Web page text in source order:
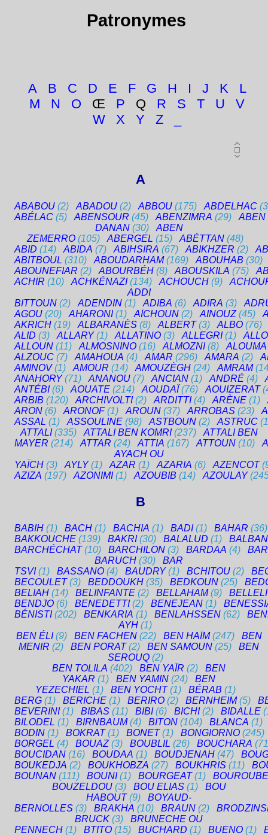
Patronymes
A B C D E F G H I J K
L
M
N O Œ P Q R S T U
V
W
X Y Z
A
ABABOU (2) ABADOU (2) ABBOU (175) ABDELHAC
ABÉLAC (5) ABENSOUR (45) ABENZIMRA (29)
ABEN
DANAN (30)
ABEN
ZEMERRO (105) ABERGEL (15) ABÉTTAN (48)
ABID (14) ABIDA (7) ABIHSIRA (67) ABIKHZER (2)
ABITBOUL (310) ABOUDARHAM (169) ABOUHAB (30)
ABOUNEFIAR (2) ABOURBÉH (8) ABOUSKILA (75)
ACHIR (10) ACHKÉNAZI (134) ACHOUCH (9)
ADDI
BITTOUN (2) ADENDIN (1) ADIBA (6) ADIRA (3)
AGOU (20) AHARONI (1) AÏCHOUN (2) AINOUZ (45)
AKRICH (19) ALBARANÈS (8) ALBERT (3) ALBO (76)
ALID (3) ALLARY (1) ALLATINO (3) ALLEGRI (1)
ALLOUN (11) ALMOSNINO (16) ALMOZNI (8)
ALOUMA
ALZOUC (7) AMAHOUA (4) AMAR (296) AMARA (2)
AMINOV (1) AMOUR (14) AMOUZÈGH (24) AMRAM
ANAHORY (71) ANANOU (7) ANCIAN (1) ANDRÉ (4)
ANTÉBI (6) AOUATE (214) AOUDAÏ (76) AOUIZERAT
ARBIB (120) ARCHIVOLTI (2) ARDITTI (4) ARÈNE (1)
ARON (6) ARONOF (1) AROUN (37) ARROBAS (23)
ASSAL (1) ASSOULINE (98) ASTBOUN (2) ASTRUC
ATTALI (335) ATTALI BEN KOMRI (237)
ATTALI BEN
MAYER (214) ATTAR (24) ATTIA (167) ATTOUN (10)
AYACH OU
YAÏCH (3) AYLY (1) AZAR (1) AZARIA (6) AZENCOT
AZIZA (197) AZONIMI (1) AZOUBIB (14) AZOULAY
B
BABIH (1) BACH (1) BACHIA (1) BADI (1) BAHAR (36)
BAKKOUCHE (139) BAKRI (30) BALALUD (1)
BALBAN
BARCHÉCHAT (10) BARCHILON (3) BARDAA (4)
BARUCH (30)
BAR
TSVI (1) BASSANO (4) BAUDRY (1) BCHITOU (2)
BECOULET (3) BEDDOUKH (35) BEDKOUN (25)
BELIAH (14) BELINFANTE (2) BELLAHAM (9)
BELLELI
BENDJO (6) BENEDETTI (2) BENEJEAN (1)
BÉNISTI (202) BENKARIA (1) BENLAHSSEN (62)
AYH (1)
BEN ÉLI (9) BEN FACHEN (22) BEN HAÏM (247)
BEN
MENIR (2) BEN PORAT (2) BEN SAMOUN (25)
BEN
SEROUQ (2)
BEN TOLILA (402) BEN YAÏR (2)
BEN
YAKAR (1) BEN YAMIN (24)
BEN
YEZECHIEL (1) BEN YOCHT (1) BÉRAB (1)
BERG (1) BERICHE (1) BERIRO (2) BERNHEIM (5)
BEVERINI (1) BIBAS (11) BIBI (6) BICHI (2) BIDALLE
BILODEL (1) BIRNBAUM (4) BITON (104) BLANCA (1)
BODIN (1) BOKRAT (1) BONET (1) BONGIORNO (245)
BORGEL (4) BOUAZ (3) BOUBLIL (26) BOUCHARA
BOUCIDAN (16) BOUDAA (1) BOUDJENAH (47)
BOUKEDJA (2) BOUKHOBZA (27) BOUKHRIS (11)
BOUNAN (111) BOUNI (1) BOURGEAT (1)
BOUZELDOU (3) BOU ELIAS (1)
BOU
HABOUT (9)
BOYAUD-
BERNOLLES (3) BRAKHA (10) BRAUN (2)
BRUCK (3)
BRUNECHE OU
PENNECH (1) BTITO (15) BUCHARD (1) BUENO (1)